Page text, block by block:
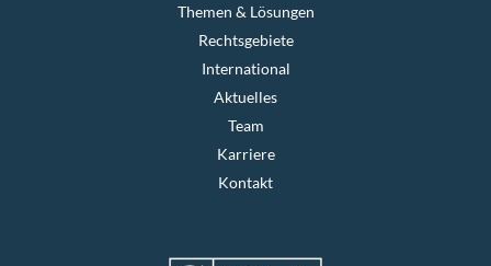
Themen & Lösungen
Rechtsgebiete
International
Aktuelles
Team
Karriere
Kontakt